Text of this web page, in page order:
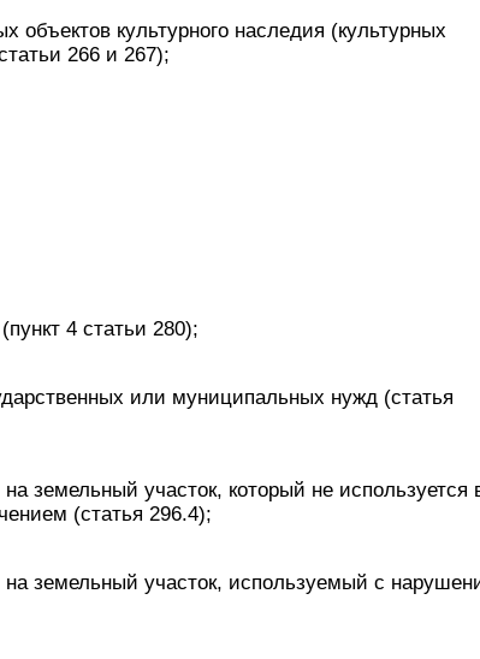
объектов культурного наследия (культурных
266 и 267);
4 статьи 280);
или муниципальных нужд (статья
земельный участок, который не используется
(статья 296.4);
на земельный участок, используемый с